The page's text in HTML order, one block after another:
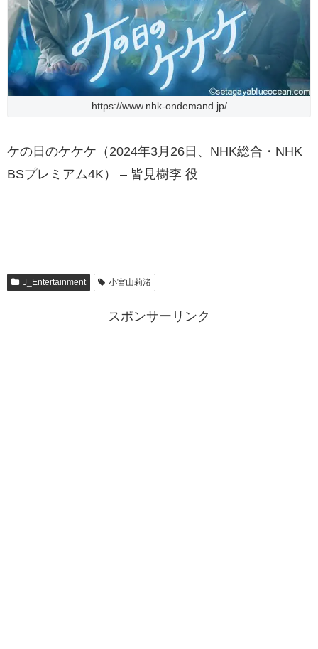
https://www.nhk-ondemand.jp/
ケの日のケケケ（2024年3月26日、NHK総合・NHK
BSプレミアム4K） – 皆見樹李 役
J_Entertainment 小宮山莉渚
スポンサーリンク